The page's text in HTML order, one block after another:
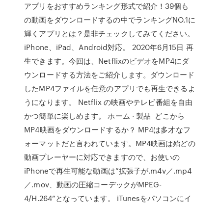
アプリをおすすめランキング形式で紹介！39個も
の動画をダウンロードするの中でランキングNO.1に
輝くアプリとは？是非チェックしてみてください。
iPhone、iPad、Android対応。 2020年6月15日 再
生できます。今回は、NetflixのビデオをMP4にダ
ウンロードする方法をご紹介します。ダウンロード
したMP4ファイルを任意のアプリでも再生できるよ
うになります。 Netflix の映画やテレビ番組を自由
かつ簡単に楽しめます。 ホーム · 製品 どこから
MP4映画をダウンロードするか？ MP4は多才なフ
ォーマットだと言われています。MP4映画は殆どの
動画プレーヤーに対応できますので、お使いの
iPhoneで再生可能な動画は”拡張子が.m4v／.mp4
／.mov、動画の圧縮コーデックがMPEG-
4/H.264”となっています。 iTunesをパソコンにイ